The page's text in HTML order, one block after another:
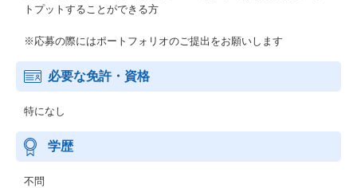
トプットすることができる方
※応募の際にはポートフォリオのご提出をお願いします
必要な免許・資格
特になし
学歴
不問